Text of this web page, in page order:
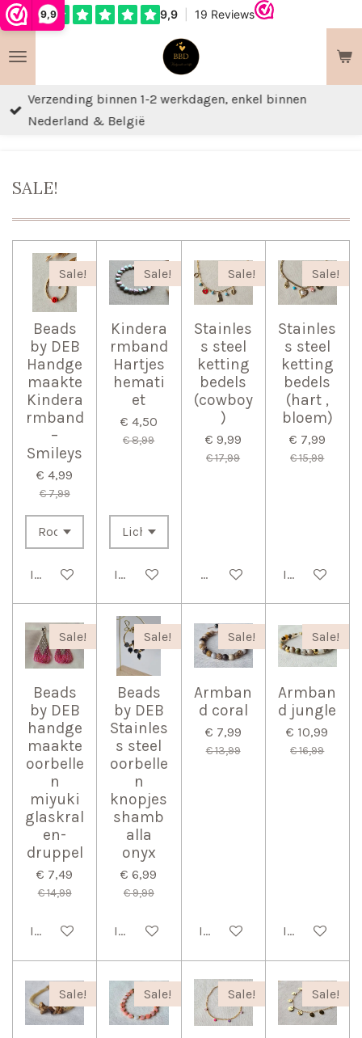
9,9
Ga
naar
de
hoofdinhoud
Verzending binnen 1-2 werkdagen, enkel binnen
Nederland & België
SALE!
Sale!
Beads
by DEB
Handge
maakte
Kindera
rmband
–
Smileys
€ 4,99
€ 7,99
In winkelwagen
Sale!
Kindera
rmband
Hartjes
hemati
et
€ 4,50
€ 8,99
In winkelwagen
Sale!
Stainles
s steel
ketting
bedels
(cowboy
)
€ 9,99
€ 17,99
Bekijk details
Sale!
Stainles
s steel
ketting
bedels
(hart ,
bloem)
€ 7,99
€ 15,99
In
Sale!
Beads
by DEB
handge
maakte
oorbelle
n
miyuki
glaskral
en-
druppel
€ 7,49
€ 14,99
In winkelwagen
Sale!
Beads
by DEB
Stainles
s steel
oorbelle
n
knopjes
shamb
alla
onyx
€ 6,99
€ 9,99
In winkelwagen
Sale!
Armban
d coral
€ 7,99
€ 13,99
In winkelwagen
Sale!
Armban
d jungle
€ 10,99
€ 16,99
In
Sale! Sale! Sale! Sale!